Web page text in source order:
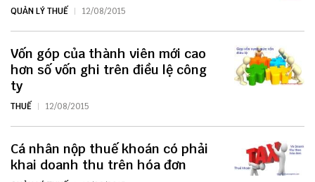
QUẢN LÝ THUẾ 12/08/2015
Vốn góp của thành viên mới cao
hơn số vốn ghi trên điều lệ công
ty
THUẾ 12/08/2015
Cá nhân nộp thuế khoán có phải
khai doanh thu trên hóa đơn